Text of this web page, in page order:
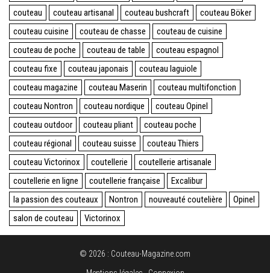
couteau
couteau artisanal couteau bushcraft
couteau Böker
couteau cuisine
couteau de chasse
couteau de cuisine
couteau de poche
couteau de table
couteau espagnol
couteau fixe
couteau japonais
couteau laguiole
couteau magazine
couteau Maserin
couteau multifonction
couteau Nontron
couteau nordique
couteau Opinel
couteau outdoor
couteau pliant
couteau poche
couteau régional
couteau suisse
couteau Thiers
couteau Victorinox
coutellerie
coutellerie artisanale
coutellerie en ligne
coutellerie française
Excalibur
la passion des couteaux
Nontron nouveauté coutelière
Opinel
salon de couteau
Victorinox
© 2026 : Couteau-Magazine.com